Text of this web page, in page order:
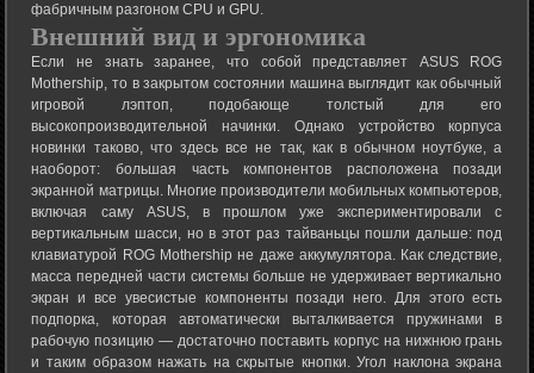
фабричным разгоном CPU и GPU.
Внешний вид и эргономика
Если не знать заранее, что собой представляет ASUS ROG
Mothership, то в закрытом состоянии машина выглядит как обычный
игровой лэптоп, подобающе толстый для его
высокопроизводительной начинки. Однако устройство корпуса
новинки таково, что здесь все не так, как в обычном ноутбуке, а
наоборот: большая часть компонентов расположена позади
экранной матрицы. Многие производители мобильных компьютеров,
включая саму ASUS, в прошлом уже экспериментировали с
вертикальным шасси, но в этот раз тайваньцы пошли дальше: под
клавиатурой ROG Mothership не даже аккумулятора. Как следствие,
масса передней части системы больше не удерживает вертикально
экран и все увесистые компоненты позади него. Для этого есть
подпорка, которая автоматически выталкивается пружинами в
рабочую позицию — достаточно поставить корпус на нижнюю грань
и таким образом нажать на скрытые кнопки. Угол наклона экрана